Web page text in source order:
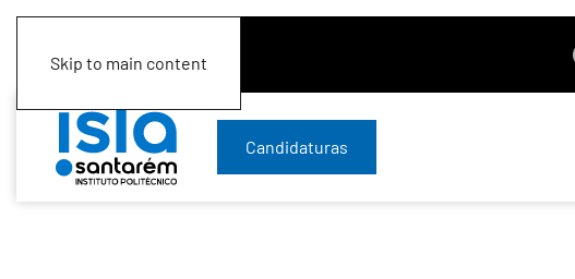
Skip to main content
Candidaturas